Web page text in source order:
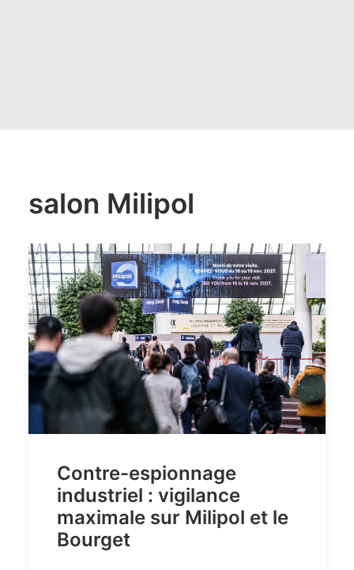
salon Milipol
Contre-espionnage
industriel : vigilance
maximale sur Milipol et le
Bourget